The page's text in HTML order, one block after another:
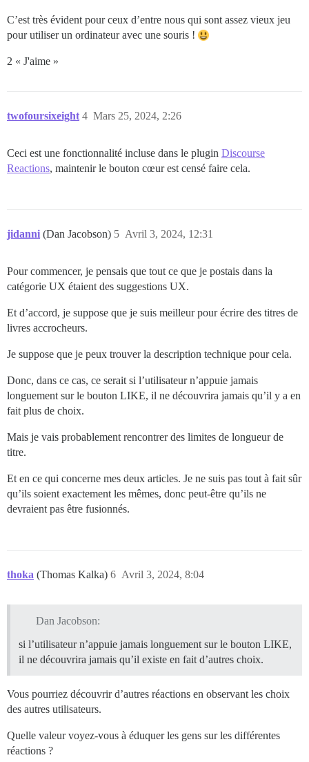
C’est très évident pour ceux d’entre nous qui sont assez vieux jeu
pour utiliser un ordinateur avec une souris !
2 « J'aime »
twofoursixeight Mars 25, 2024, 2:26
4
Ceci est une fonctionnalité incluse dans le plugin Discourse
Reactions, maintenir le bouton cœur est censé faire cela.
jidanni (Dan Jacobson) Avril 3, 2024, 12:31
5
Pour commencer, je pensais que tout ce que je postais dans la
catégorie UX étaient des suggestions UX.
Et d’accord, je suppose que je suis meilleur pour écrire des titres de
livres accrocheurs.
Je suppose que je peux trouver la description technique pour cela.
Donc, dans ce cas, ce serait si l’utilisateur n’appuie jamais
longuement sur le bouton LIKE, il ne découvrira jamais qu’il y a en
fait plus de choix.
Mais je vais probablement rencontrer des limites de longueur de
titre.
Et en ce qui concerne mes deux articles. Je ne suis pas tout à fait sûr
qu’ils soient exactement les mêmes, donc peut-être qu’ils ne
devraient pas être fusionnés.
thoka (Thomas Kalka) Avril 3, 2024, 8:04
6
Dan Jacobson:
si l’utilisateur n’appuie jamais longuement sur le bouton LIKE,
il ne découvrira jamais qu’il existe en fait d’autres choix.
Vous pourriez découvrir d’autres réactions en observant les choix
des autres utilisateurs.
Quelle valeur voyez-vous à éduquer les gens sur les différentes
réactions ?